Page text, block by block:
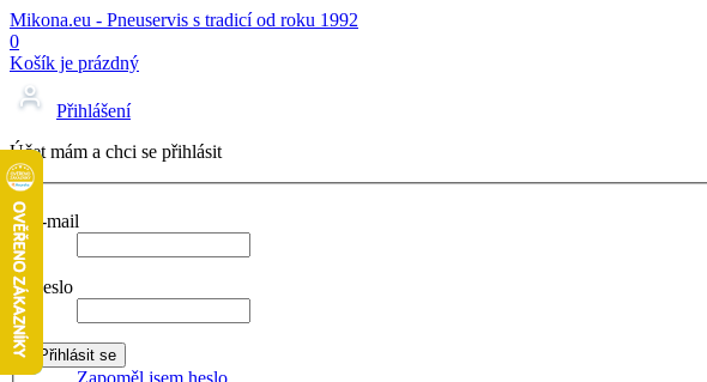
Mikona.eu - Pneuservis s tradicí od roku 1992
0
Košík je prázdný
Přihlášení
Účet mám a chci se přihlásit
E-mail
Heslo
Zapoměl jsem heslo